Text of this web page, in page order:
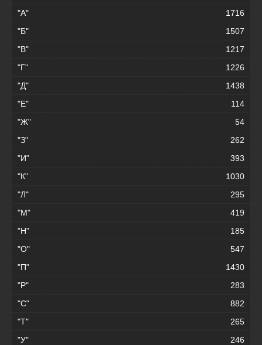
"А"
1716
"Б"
1507
"В"
1217
"Г"
1226
"Д"
1438
"Е"
114
"Ж"
54
"З"
262
"И"
393
"К"
1030
"Л"
295
"М"
419
"Н"
185
"О"
547
"П"
1430
"Р"
283
"С"
882
"Т"
265
"У"
246